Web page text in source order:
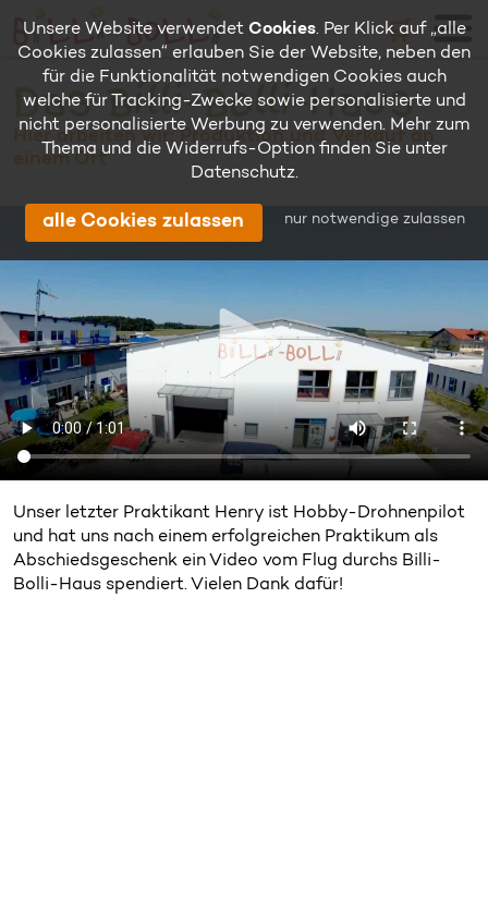
🛒
Das Billi-Bolli-Haus
Hier arbeiten wir: Produktion und Verkauf an
einem Ort
Unser letzter Praktikant Henry ist Hobby-Drohnenpilot
und hat uns nach einem erfolgreichen Praktikum als
Abschiedsgeschenk ein Video vom Flug durchs Billi-
Bolli-Haus spendiert. Vielen Dank dafür!
Unsere Website verwendet Cookies. Per Klick auf „alle
Cookies zulassen“ erlauben Sie der Website, neben den
für die Funktionalität notwendigen Cookies auch
welche für Tracking-Zwecke sowie personalisierte und
nicht personalisierte Werbung zu verwenden. Mehr zum
Thema und die Widerrufs-Option finden Sie unter
Datenschutz.
alle Cookies zulassen nur notwendige zulassen